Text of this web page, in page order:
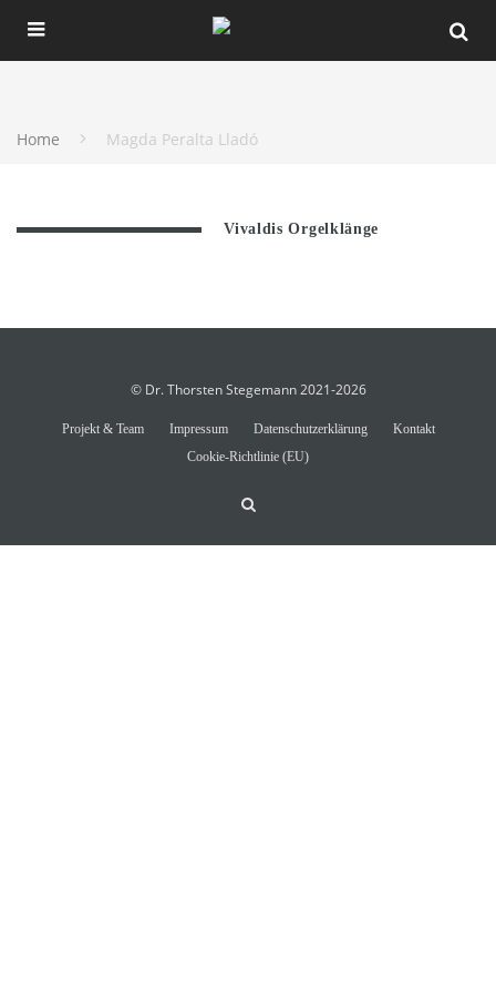
Home Magda Peralta Lladó
Vivaldis Orgelklänge
© Dr. Thorsten Stegemann 2021-2026
Projekt & Team Impressum Datenschutzerklärung
Kontakt
Cookie-Richtlinie (EU)